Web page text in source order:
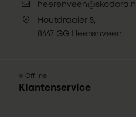
heerenveen@skodora.nl
Houtdraaier 5,
8447 GG Heerenveen
Offline
Klantenservice